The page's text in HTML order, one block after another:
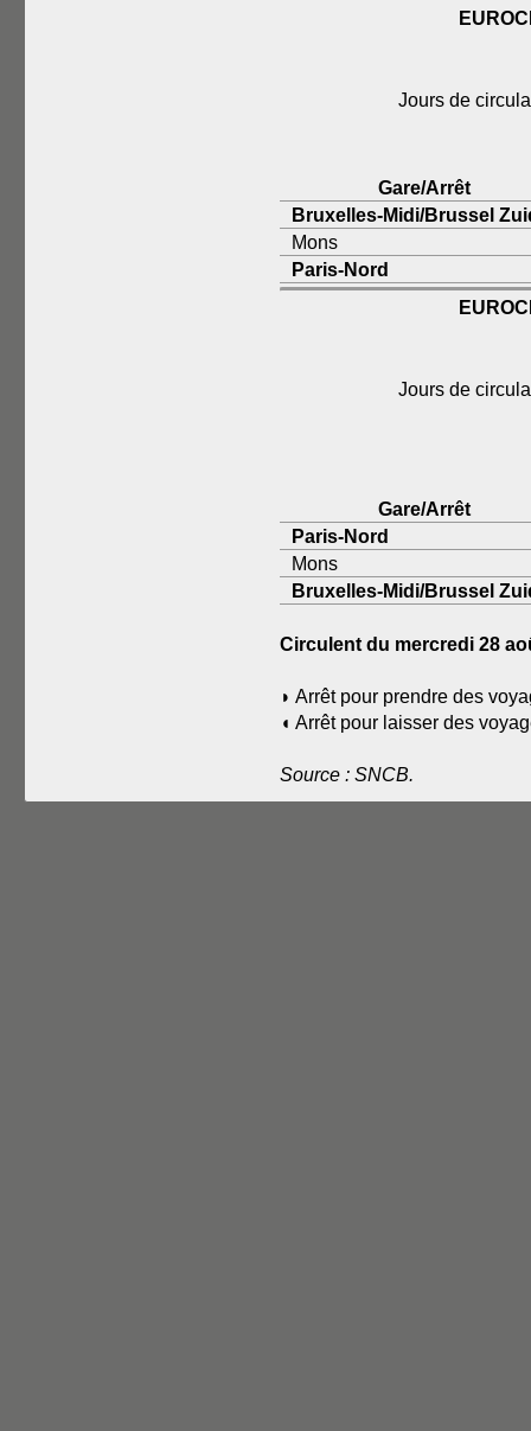
Jours de
Gare/Arrêt
Bruxelles-Midi/Brussel
Mons
Paris-Nord
Jours de
Gare/Arrêt
Paris-Nord
Mons
Bruxelles-Midi/Brussel
Circulent du mercredi 28
◗ Arrêt pour prendre des
◖ Arrêt pour laisser des
Source : SNCB.